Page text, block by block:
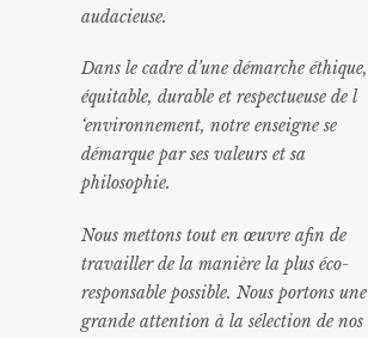
audacieuse.
Dans le cadre d’une démarche éthique,
équitable, durable et respectueuse de l
‘environnement, notre enseigne se
démarque par ses valeurs et sa
philosophie.
Nous mettons tout en œuvre afin de
travailler de la manière la plus éco-
responsable possible. Nous portons une
grande attention à la sélection de nos